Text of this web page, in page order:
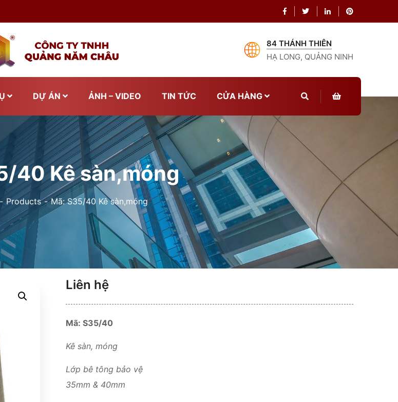
84 THÁNH THIÊN
HẠ LONG, QUẢNG NINH
DỰ ÁN ẢNH – VIDEO TIN TỨC CỬA HÀNG
40 Kê sàn,móng
Products Mã: S35/40 Kê sàn,móng
Liên hệ
Mã: S35/40
Kê sàn, móng
Lớp bê tông bảo vệ
35mm & 40mm